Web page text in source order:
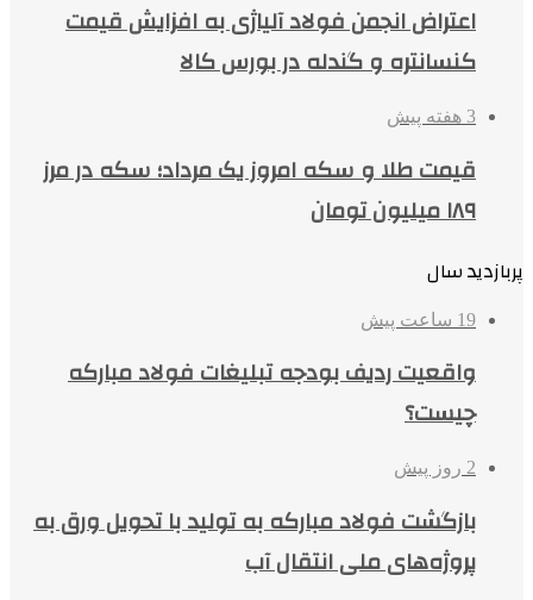
اعتراض انجمن فولاد آلیاژی به افزایش قیمت
کنسانتره و گندله در بورس کالا
3 هفته پیش
قیمت طلا و سکه امروز یک مرداد؛ سکه در مرز
۱۸۹ میلیون تومان
پربازدید سال
19 ساعت پیش
واقعیت ردیف بودجه تبلیغات فولاد مبارکه
چیست؟
2 روز پیش
بازگشت فولاد مبارکه به تولید با تحویل ورق به
پروژه‌های ملی انتقال آب